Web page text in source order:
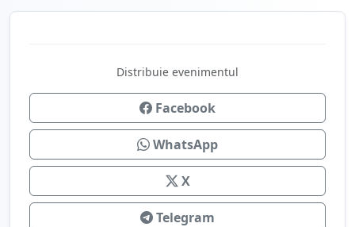
Distribuie evenimentul
Facebook
WhatsApp
X
Telegram